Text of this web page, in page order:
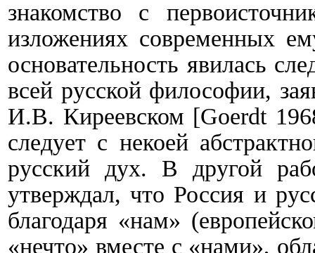
знакомство с
изложениях современных
основательность явилась
всей русской философии,
И.В. Киреевском [Goerdt
следует с некоей
русский дух. В другой
утверждал, что Россия и
благодаря «нам»
«нечто» вместе с «нами»,